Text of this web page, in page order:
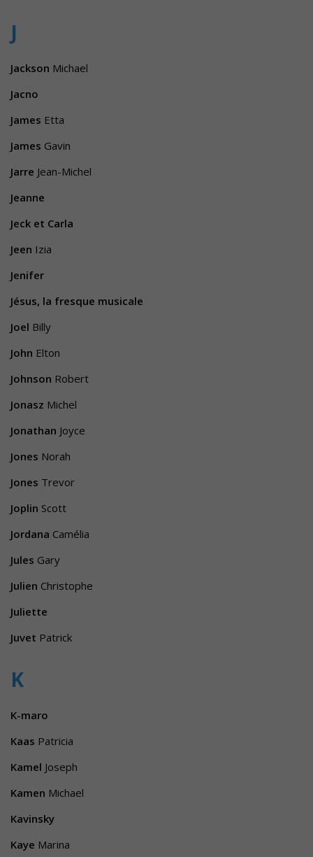
J
Jackson Michael
Jacno
James Etta
James Gavin
Jarre Jean-Michel
Jeanne
Jeck et Carla
Jeen Izia
Jenifer
Jésus, la fresque musicale
Joel Billy
John Elton
Johnson Robert
Jonasz Michel
Jonathan Joyce
Jones Norah
Jones Trevor
Joplin Scott
Jordana Camélia
Jules Gary
Julien Christophe
Juliette
Juvet Patrick
K
K-maro
Kaas Patricia
Kamel Joseph
Kamen Michael
Kavinsky
Kaye Marina